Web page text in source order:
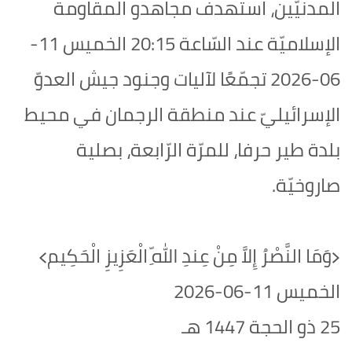
المدنيّين، استهدف مجاهدو المقاومة
الإسلاميّة عند السّاعة 20:15 الخميس 11-
06-2026 تجمّعًا لآليات وجنود جيش العدوّ
الإسرائيليّ عند منطقة الرجمان في محيط
بلدة طير حرفا، للمرّة الرّابعة، بصلية
صاروخيّة.
﴿وَمَا النَّصْرُ إِلاَّ مِنْ عِندِ اللّهِ الْعَزِيزِ الْحَكِيم﴾‏
الخميس 11-06-2026‏
25 ذو الحجة 1447 هـ